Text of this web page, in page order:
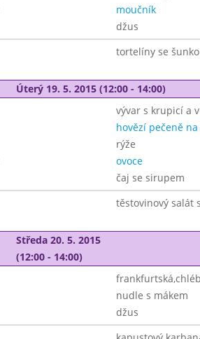
moučník
džus
tortelíny se
Úterý 19. 5. 2015 (12:00 - 14:00)
vývar s krupicí a
hovězí pečeně
rýže
ovoce
čaj se sirupem
těstovinový salát
Středa 20. 5. 2015
(12:00 - 14:00)
nudle s mákem
džus